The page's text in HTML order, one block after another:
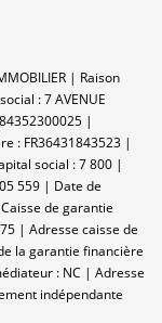
| Raison
: 7 AVENUE
|
: FR36431843523 |
social : 7 800 |
559 | Date de
de garantie
| Adresse caisse de
la garantie financière
: NC | Adresse
indépendante